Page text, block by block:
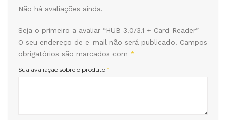
Não há avaliações ainda.
Seja o primeiro a avaliar “HUB 3.0/3.1 + Card Reader”
O seu endereço de e-mail não será publicado. Campos
obrigatórios são marcados com *
Sua avaliação sobre o produto *